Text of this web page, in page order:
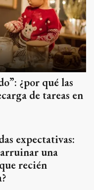
¿por qué las
de tareas en
expectativas:
una
recién